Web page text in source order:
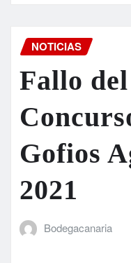
NOTICIAS
Fallo
Gofios
2021
Bodegacanaria